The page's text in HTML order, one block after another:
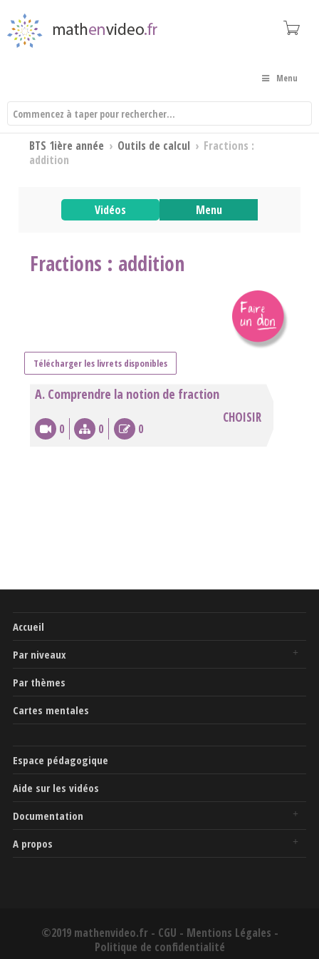
Menu
BTS 1ière année › Outils de calcul › Fractions :
addition
Vidéos Menu
Fractions : addition
Télécharger les livrets disponibles
A. Comprendre la notion de fraction
CHOISIR
0 0 0
Accueil
Par niveaux
Par thèmes
Cartes mentales
Espace pédagogique
Aide sur les vidéos
Documentation
A propos
©2019 mathenvideo.fr - CGU - Mentions Légales -
Politique de confidentialité